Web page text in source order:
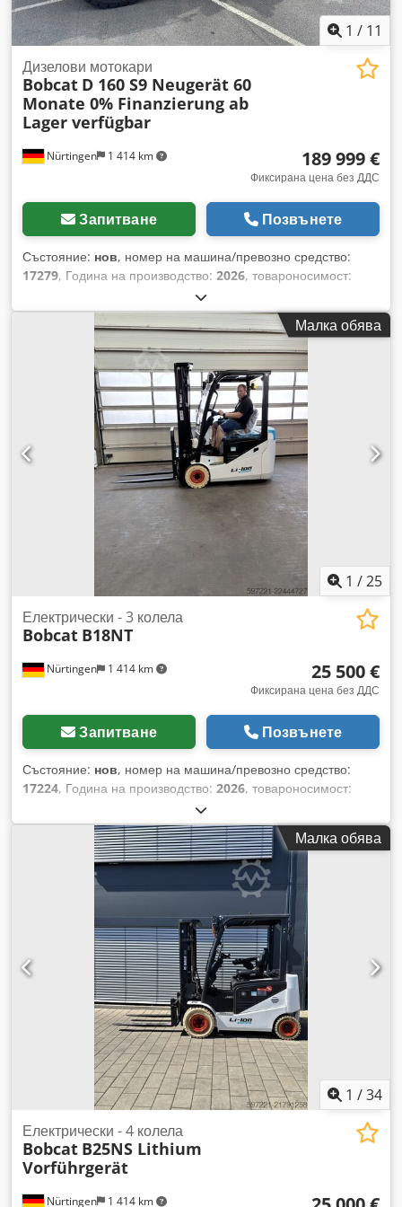
1 / 11
Nürtingen 1 414 km
Дизелови мотокари
Bobcat D 160 S9 Neugerät 60
Monate 0% Finanzierung ab
Lager verfügbar
189 999 €
Фиксирана цена без ДДС
Запитване Позвънете
Състояние: нов, номер на машина/превозно средство:
17279, Година на производство: 2026, товароносимост:
, височина на повдигане:
повдигане:1 480 мм, център на товара:600 мм, тип гориво:
, тип мачта:триплекс, строителна височина:3 030
, дължина на вилиците:2 400 мм, размер на предната
12.00-20 100%, размер на задната гума:12.00-20
, общо тегло:19 300 кг, Оборудване:кабина
5218640 Сериен номер: FDC0H-5107-00494 Dodpfxjzp T
Малка обява
1 /25
Nürtingen 1 414 km
Електрически - 3 колела
Bobcat B18NT
25 500 €
Фиксирана цена без ДДС
Запитване Позвънете
Състояние: нов, номер на машина/превозно средство:
17224, Година на производство: 2026, товароносимост:
, височина на повдигане:
повдигане:1 484 мм, център на товара:500 мм, тип гориво:
електрически, тип мачта:триплекс, строителна височина:
, напрежение на батерията:51,2 V
, дължина на
1 150 мм , размер на предната гума:
16x6-8 weiss
, 5230052 Dodpfezp Tz Dox Af Heck Сериен номер:
OBA06-000030 Данни за батерията: 51,2 V, 277 Ah,
литиево-йонна.
Малка обява
1 /34
Nürtingen 1 414 km
Електрически - 4 колела
Bobcat B25NS Lithium
Vorführgerät